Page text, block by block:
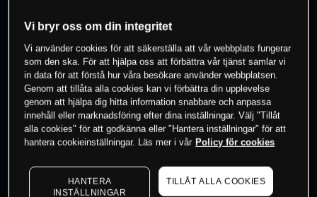
0% av kunderna har en position i detta
instrument
Börja handla
Vi bryr oss om din integritet
Vi använder cookies för att säkerställa att vår webbplats fungerar
som den ska. För att hjälpa oss att förbättra vår tjänst samlar vi
in data för att förstå hur våra besökare använder webbplatsen.
Genom att tillåta alla cookies kan vi förbättra din upplevelse
genom att hjälpa dig hitta information snabbare och anpassa
innehåll eller marknadsföring efter dina inställningar. Välj "Tillåt
alla cookies" för att godkänna eller "Hantera inställningar" för att
hantera cookieinställningar. Läs mer i vår Policy för cookies
HANTERA
INSTÄLLNINGAR
TILLÅT ALLA COOKIES